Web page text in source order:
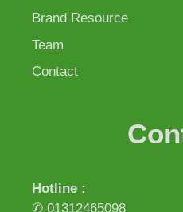
Brand Resource
Team
Contact
Hotline :
✆ 01312465098